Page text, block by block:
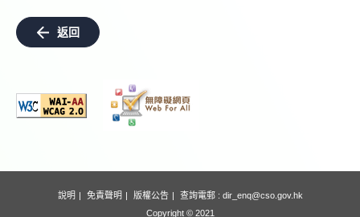
返回
說明 免責聲明 版權公告 查詢電郵 : dir_enq@cso.gov.hk
Copyright © 2021